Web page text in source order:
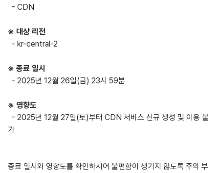
- CDN
※ 대상 리전
- kr-central-2
※ 종료 일시
- 2025년 12월 26일(금) 23시 59분
※ 영향도
- 2025년 12월 27일(토)부터 CDN 서비스 신규 생성 및 이용 불
가
종료 일시와 영향도를 확인하시어 불편함이 생기지 않도록 주의 부